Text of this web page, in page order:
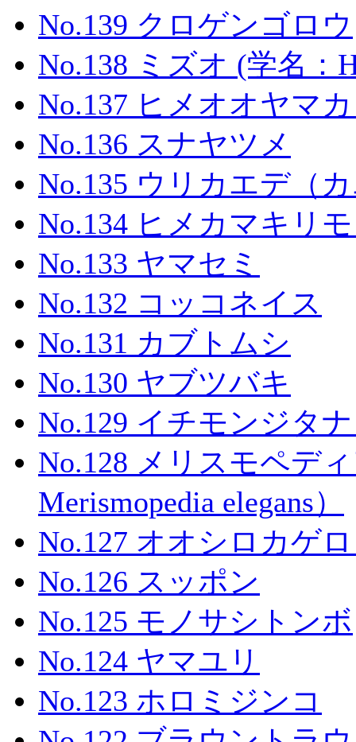
No.139 クロゲンゴロウ
No.138 ミズオ (学名：
No.137 ヒメオオヤマ
No.136 スナヤツメ
No.135 ウリカエデ（
No.134 ヒメカマキリ
No.133 ヤマセミ
No.132 コッコネイス
No.131 カブトムシ
No.130 ヤブツバキ
No.129 イチモンジタ
No.128 メリスモペデ
Merismopedia elegans）
No.127 オオシロカゲ
No.126 スッポン
No.125 モノサシトンボ
No.124 ヤマユリ
No.123 ホロミジンコ